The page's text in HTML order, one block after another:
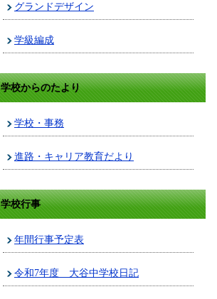
グランドデザイン
学級編成
学校からのたより
学校・事務
進路・キャリア教育だより
学校行事
年間行事予定表
令和7年度 大谷中学校日記